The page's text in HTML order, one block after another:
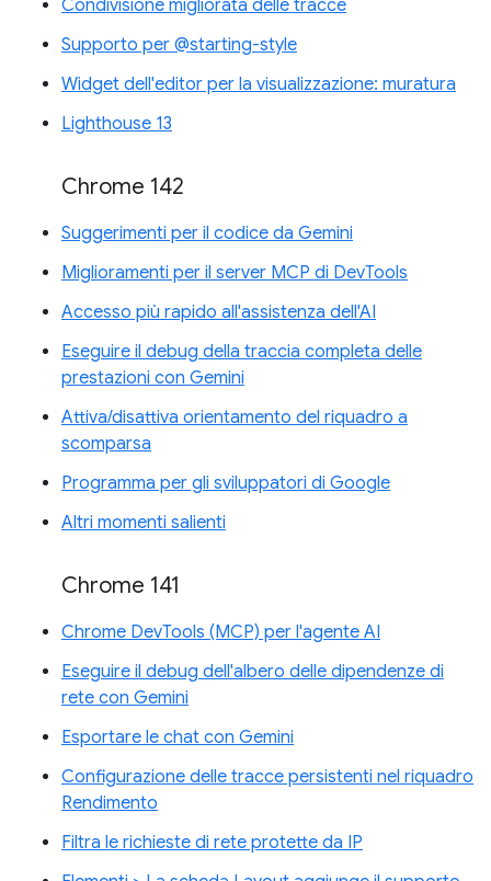
Condivisione migliorata delle tracce
Supporto per @starting-style
Widget dell'editor per la visualizzazione: muratura
Lighthouse 13
Chrome 142
Suggerimenti per il codice da Gemini
Miglioramenti per il server MCP di DevTools
Accesso più rapido all'assistenza dell'AI
Eseguire il debug della traccia completa delle
prestazioni con Gemini
Attiva/disattiva orientamento del riquadro a
scomparsa
Programma per gli sviluppatori di Google
Altri momenti salienti
Chrome 141
Chrome DevTools (MCP) per l'agente AI
Eseguire il debug dell'albero delle dipendenze di
rete con Gemini
Esportare le chat con Gemini
Configurazione delle tracce persistenti nel riquadro
Rendimento
Filtra le richieste di rete protette da IP